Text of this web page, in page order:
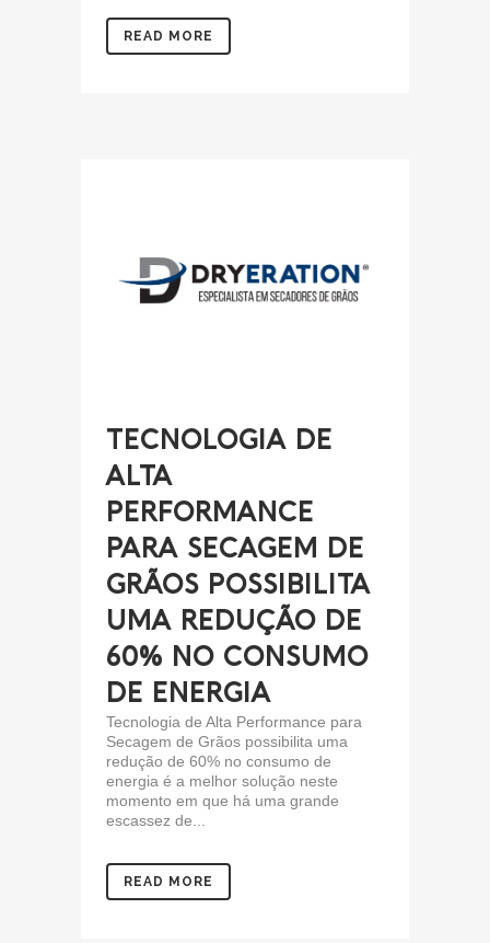
READ MORE
TECNOLOGIA DE
ALTA
PERFORMANCE
PARA SECAGEM DE
GRÃOS POSSIBILITA
UMA REDUÇÃO DE
60% NO CONSUMO
DE ENERGIA
Tecnologia de Alta Performance para
Secagem de Grãos possibilita uma
redução de 60% no consumo de
energia é a melhor solução neste
momento em que há uma grande
escassez de...
READ MORE